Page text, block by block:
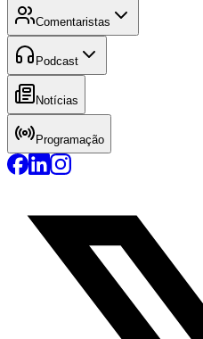
Comentaristas
Podcast
Notícias
Programação